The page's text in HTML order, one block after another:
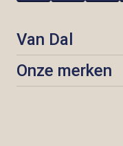
Van Dal
Onze merken